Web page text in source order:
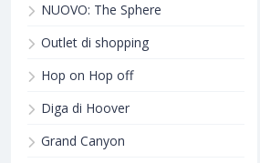
NUOVO: The Sphere
Outlet di shopping
Hop on Hop off
Diga di Hoover
Grand Canyon